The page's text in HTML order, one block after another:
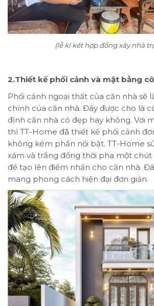
(lễ kí kết hợp đồng xây nhà
2.Thiết kế phối cảnh và mặt bằng
Phối cảnh ngoại thất của căn nhà sẽ
chính của căn nhà. Đây được cho là
định căn nhà có đẹp hay không. Vơi
thì TT-Home đã thiết kế phối cảnh
không kém phần nổi bật. TT-Home
xám và trắng đồng thời pha một
để tạo lên điểm nhấn cho căn nhà.
mang phong cách hiện đại đơn giản.